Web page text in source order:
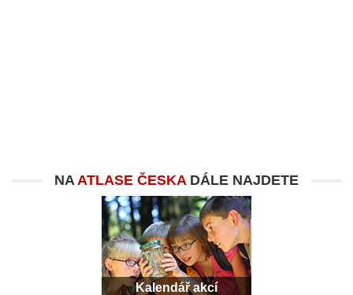
NAATLASE ČESKADÁLE NAJDETE
Kalendář akcí